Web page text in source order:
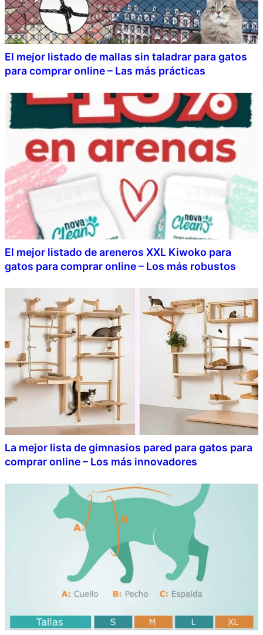
El mejor listado de mallas sin taladrar para gatos
para comprar online – Las más prácticas
El mejor listado de areneros XXL Kiwoko para
gatos para comprar online – Los más robustos
La mejor lista de gimnasios pared para gatos para
comprar online – Los más innovadores